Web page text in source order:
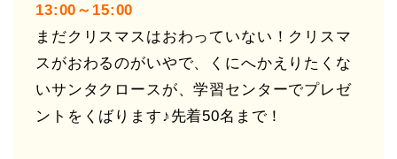
13:00～15:00
まだクリスマスはおわっていない！クリスマ
スがおわるのがいやで、くにへかえりたくな
いサンタクロースが、学習センターでプレゼ
ントをくばります♪先着50名まで！